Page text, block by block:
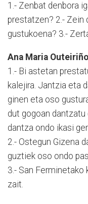
1.- Zenbat denbora
prestatzen? 2.- Zein
gustukoena? 3.-
Ana Maria Outeiriño
1.- Bi astetan
kalejira. Jantzia eta
ginen eta oso
dut gogoan dantzatu
dantza ondo ikasi
2.- Ostegun Gizena
guztiek oso ondo
3.- San
zait.